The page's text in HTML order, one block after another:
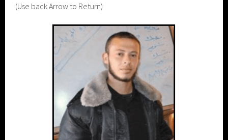
(Use back Arrow to Return)